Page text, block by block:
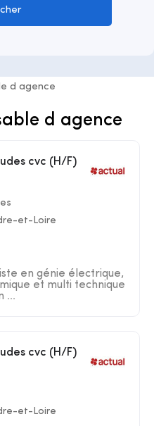
d agence
d agence
cvc (H/F)
et-Loire
en génie électrique,
et multi technique
...
cvc (H/F)
et-Loire